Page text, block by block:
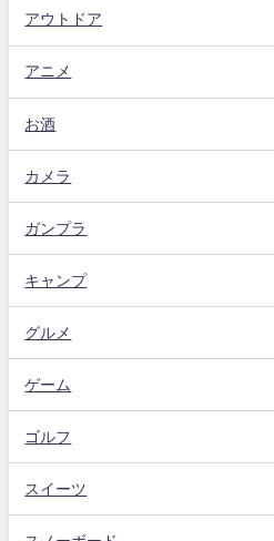
アウトドア
アニメ
お酒
カメラ
ガンプラ
キャンプ
グルメ
ゲーム
ゴルフ
スイーツ